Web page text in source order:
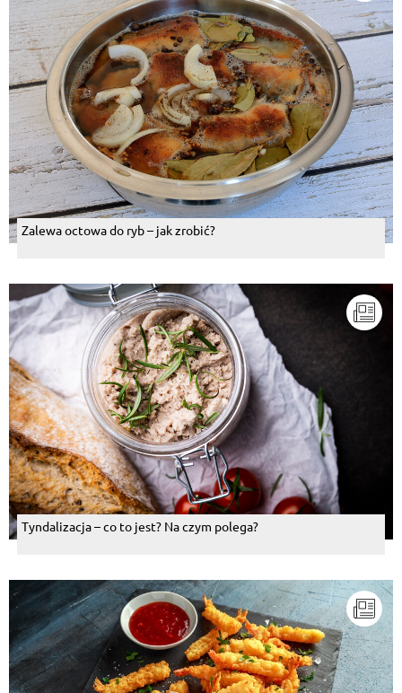
Zalewa octowa do ryb – jak zrobić?
Tyndalizacja – co to jest? Na czym polega?